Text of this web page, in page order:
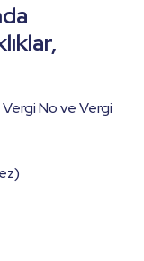
No ve Vergi